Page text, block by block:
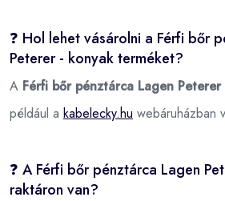
❓ Hol lehet vásárolni a Férfi bőr
Peterer - konyak terméket?
A Férfi bőr pénztárca Lagen
például a kabelecky.hu webáruházban
❓ A Férfi bőr pénztárca Lagen
raktáron van?